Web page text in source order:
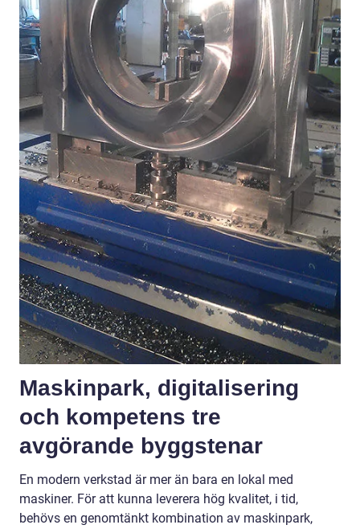
Maskinpark, digitalisering
och kompetens tre
avgörande byggstenar
En modern verkstad är mer än bara en lokal med
maskiner. För att kunna leverera hög kvalitet, i tid,
behövs en genomtänkt kombination av maskinpark,